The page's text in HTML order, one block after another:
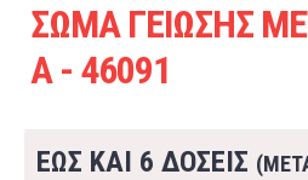
ΣΩΜΑ ΓΕΙΩΣΗΣ
Α - 46091
ΕΩΣ ΚΑΙ 6 ΔΟΣΕΙΣ